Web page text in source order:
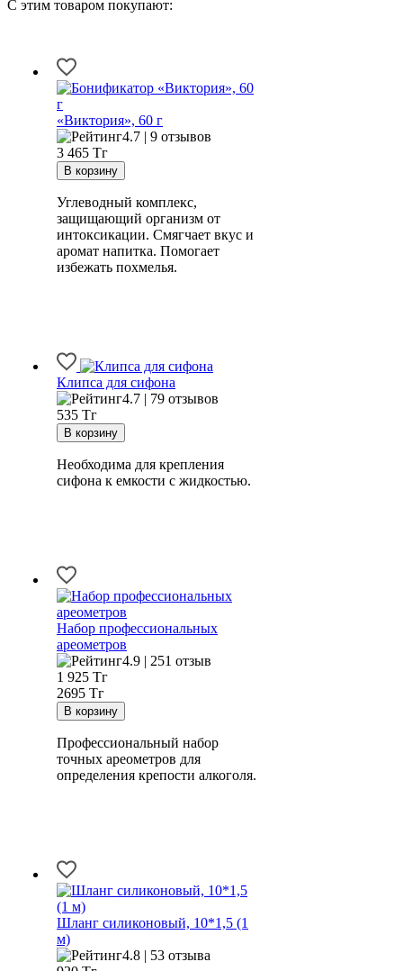
С этим товаром покупают:
«Виктория», 60 г
4.7 | 9 отзывов
3 465 Тг
Углеводный комплекс,
защищающий организм от
интоксикации. Смягчает вкус и
аромат напитка. Помогает
избежать похмелья.
Клипса для сифона
4.7 | 79 отзывов
535 Тг
Необходима для крепления
сифона к емкости с жидкостью.
Набор профессиональных
ареометров
4.9 | 251 отзыв
1 925 Тг
2695 Тг
Профессиональный набор
точных ареометров для
определения крепости алкоголя.
Шланг силиконовый, 10*1,5 (1
м)
4.8 | 53 отзыва